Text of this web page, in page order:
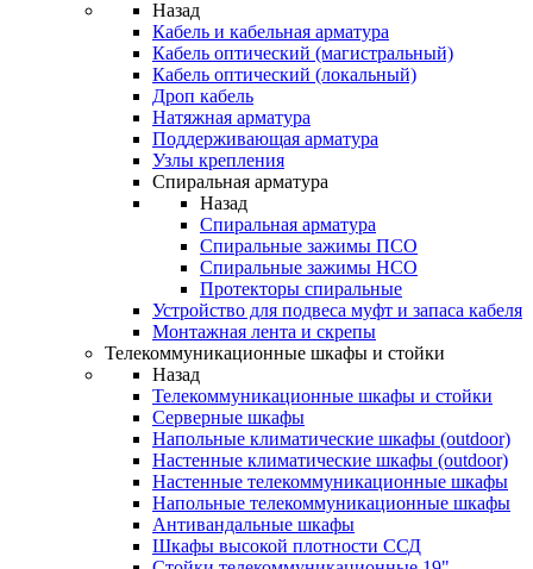
Назад
Кабель и кабельная арматура
Кабель оптический (магистральный)
Кабель оптический (локальный)
Дроп кабель
Натяжная арматура
Поддерживающая арматура
Узлы крепления
Спиральная арматура
Назад
Спиральная арматура
Спиральные зажимы ПСО
Спиральные зажимы НСО
Протекторы спиральные
Устройство для подвеса муфт и запаса кабеля
Монтажная лента и скрепы
Телекоммуникационные шкафы и стойки
Назад
Телекоммуникационные шкафы и стойки
Серверные шкафы
Напольные климатические шкафы (outdoor)
Настенные климатические шкафы (outdoor)
Настенные телекоммуникационные шкафы
Напольные телекоммуникационные шкафы
Антивандальные шкафы
Шкафы высокой плотности ССД